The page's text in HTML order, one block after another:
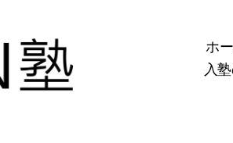
ホ
入